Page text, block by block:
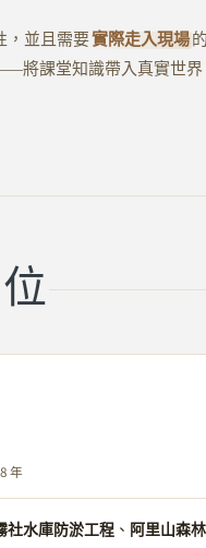
，並且需要實際走入現場
將課堂知識帶入真實世界
年
社水庫防淤工程 、 阿里山森